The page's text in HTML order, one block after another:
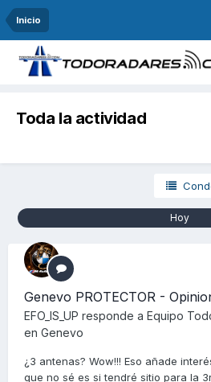
Inicio
Toda la actividad
Hoy
Genevo PROTECTOR -
EFO_IS_UP responde a Equipo
en Genevo
¿3 antenas? Wow!!! Eso añade
que no sé es si tendré sitio para la